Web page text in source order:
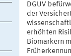
DGUV
der
erhöhten
Biomarkern